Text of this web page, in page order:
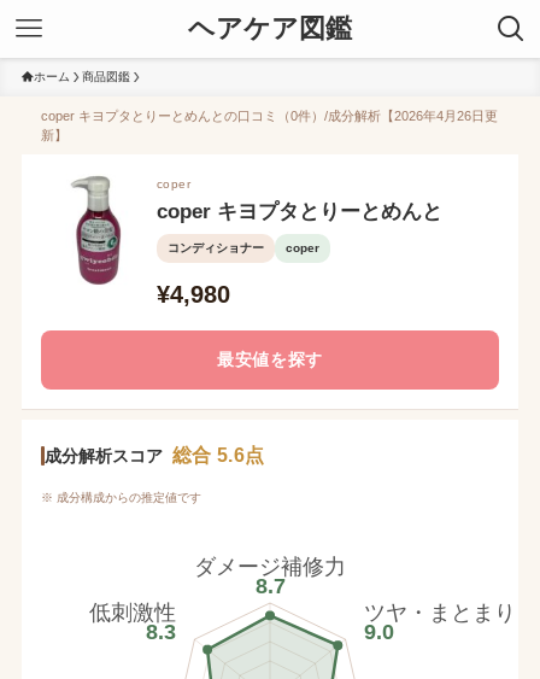
ヘアケア図鑑
ホーム 商品図鑑
coper キヨプタとりーとめんとの口コミ（0件）/成分解析【2026年4月26日更
新】
coper
coper キヨプタとりーとめんと
コンディショナー coper
¥4,980
最安値を探す
成分解析スコア 総合 5.6点
※ 成分構成からの推定値です
ダメージ補修力
8.7
ツヤ・まとまり
9.0
低刺激性
8.3